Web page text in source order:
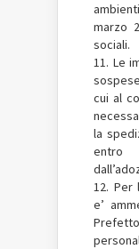
marzo
sociali.
11. Le
cui al
la
entro
12. Per
e’